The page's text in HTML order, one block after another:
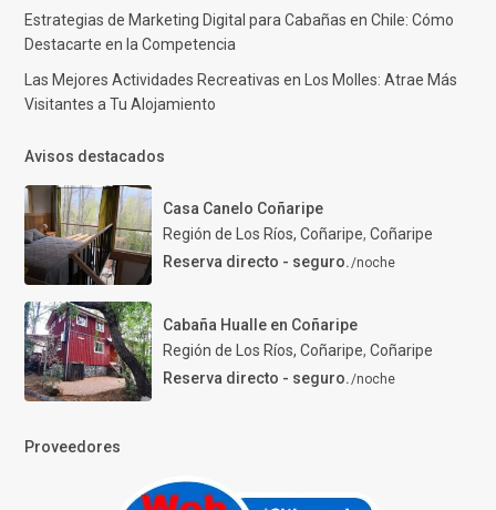
Estrategias de Marketing Digital para Cabañas en Chile: Cómo
Destacarte en la Competencia
Las Mejores Actividades Recreativas en Los Molles: Atrae Más
Visitantes a Tu Alojamiento
Avisos destacados
Casa Canelo Coñaripe
Región de Los Ríos, Coñaripe, Coñaripe
Reserva directo - seguro./noche
Cabaña Hualle en Coñaripe
Región de Los Ríos, Coñaripe, Coñaripe
Reserva directo - seguro./noche
Proveedores